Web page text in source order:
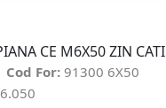
CE M6X50 ZIN CATI
Cod For: 91300 6X50